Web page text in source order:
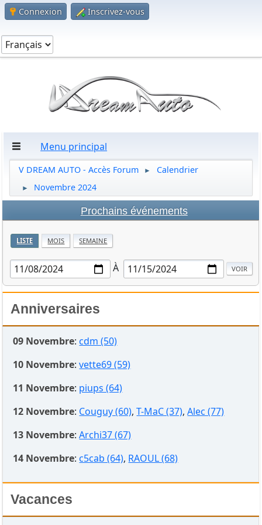
Connexion Inscrivez-vous
Menu principal
V DREAM AUTO - Accès Forum ► Calendrier
► Novembre 2024
Prochains événements
LISTE MOIS SEMAINE
À
Anniversaires
09 Novembre:cdm (50)
10 Novembre:vette69 (59)
11 Novembre: piups (64)
12 Novembre: Couguy (60),T-MaC (37),Alec (77)
13 Novembre:Archi37 (67)
14 Novembre:c5cab (64), RAOUL (68)
Vacances